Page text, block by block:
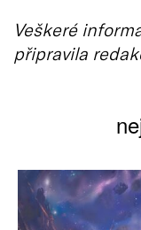
Veškeré
připravila